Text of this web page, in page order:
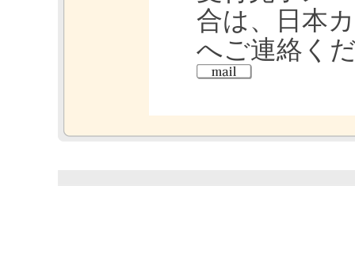
合は、日本
へご連絡く